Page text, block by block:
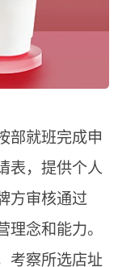
就班完成申
表，提供个人
方审核通过
念和能力。
考察所选店址